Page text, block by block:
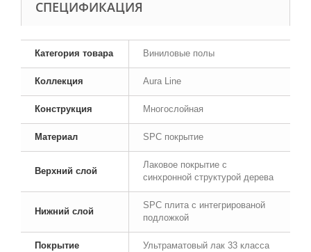
CПЕЦИФИКАЦИЯ
Категория товара Виниловые полы
Коллекция Aura Line
Конструкция Многослойная
Материал SPC покрытие
Верхний слой
Лаковое покрытие с
синхронной структурой дерева
Нижний слой
SPC плита с интегрированой
подложкой
Покрытие Ультраматовый лак 33 класса